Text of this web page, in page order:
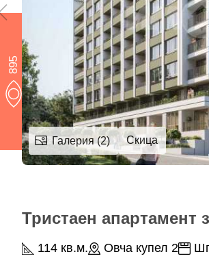
895
Галерия (2) Скица
Тристаен апартамент
114 кв.м. Овча купел 2